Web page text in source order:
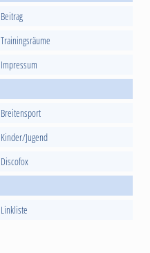
Beitrag
Trainingsräume
Impressum
Breitensport
Kinder/Jugend
Discofox
Linkliste